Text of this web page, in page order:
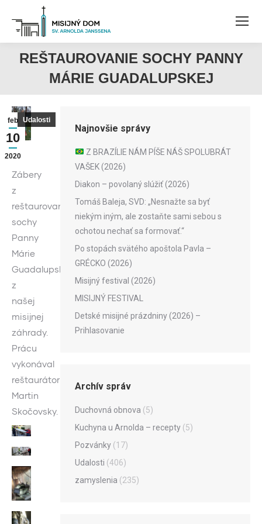
REŠTAUROVANIE SOCHY PANNY
MÁRIE GUADALUPSKEJ
feb
10
2020
Udalosti
Zábery
z
reštaurovania
sochy
Panny
Márie
Guadalupskej
z
našej
misijnej
záhrady.
Prácu
vykonával
reštaurátor
Martin
Skočovsky.
Najnovšie správy
Z BRAZÍLIE NÁM PÍŠE NÁŠ SPOLUBRÁT
VAŠEK (2026)
Diakon – povolaný slúžiť (2026)
Tomáš Baleja, SVD: „Nesnažte sa byť
niekým iným, ale zostaňte sami sebou s
ochotou nechať sa formovať.“
Po stopách svätého apoštola Pavla –
GRÉCKO (2026)
Misijný festival (2026)
MISIJNÝ FESTIVAL
Detské misijné prázdniny (2026) –
Prihlasovanie
Archív správ
Duchovná obnova (5)
Kuchyna u Arnolda – recepty (5)
Pozvánky (17)
Udalosti (406)
zamyslenia (235)